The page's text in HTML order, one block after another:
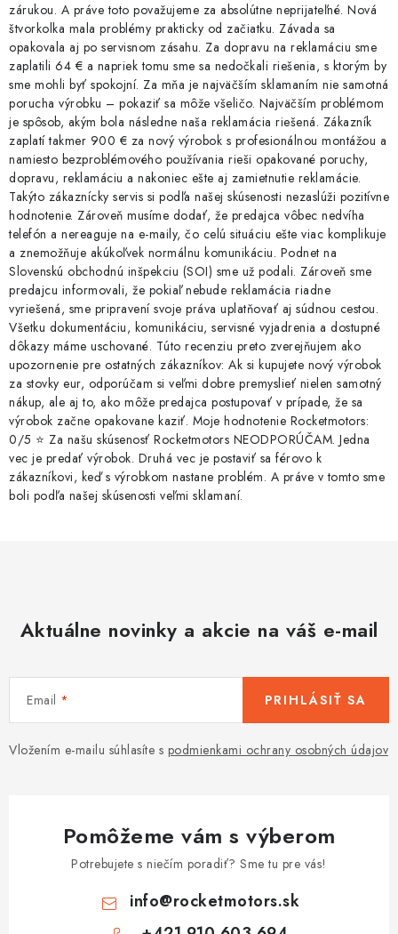
zárukou. A práve toto považujeme za absolútne neprijateľné. Nová
štvorkolka mala problémy prakticky od začiatku. Závada sa
opakovala aj po servisnom zásahu. Za dopravu na reklamáciu sme
zaplatili 64 € a napriek tomu sme sa nedočkali riešenia, s ktorým by
sme mohli byť spokojní. Za mňa je najväčším sklamaním nie samotná
porucha výrobku – pokaziť sa môže všeličo. Najväčším problémom
je spôsob, akým bola následne naša reklamácia riešená. Zákazník
zaplatí takmer 900 € za nový výrobok s profesionálnou montážou a
namiesto bezproblémového používania rieši opakované poruchy,
dopravu, reklamáciu a nakoniec ešte aj zamietnutie reklamácie.
Takýto zákaznícky servis si podľa našej skúsenosti nezaslúži pozitívne
hodnotenie. Zároveň musíme dodať, že predajca vôbec nedvíha
telefón a nereaguje na e-maily, čo celú situáciu ešte viac komplikuje
a znemožňuje akúkoľvek normálnu komunikáciu. Podnet na
Slovenskú obchodnú inšpekciu (SOI) sme už podali. Zároveň sme
predajcu informovali, že pokiaľ nebude reklamácia riadne
vyriešená, sme pripravení svoje práva uplatňovať aj súdnou cestou.
Všetku dokumentáciu, komunikáciu, servisné vyjadrenia a dostupné
dôkazy máme uschované. Túto recenziu preto zverejňujem ako
upozornenie pre ostatných zákazníkov: Ak si kupujete nový výrobok
za stovky eur, odporúčam si veľmi dobre premyslieť nielen samotný
nákup, ale aj to, ako môže predajca postupovať v prípade, že sa
výrobok začne opakovane kaziť. Moje hodnotenie Rocketmotors:
0/5 ⭐ Za našu skúsenosť Rocketmotors NEODPORÚČAM. Jedna
vec je predať výrobok. Druhá vec je postaviť sa férovo k
zákazníkovi, keď s výrobkom nastane problém. A práve v tomto sme
boli podľa našej skúsenosti veľmi sklamaní.
Aktuálne novinky a akcie na váš e-mail
Email
Vložením e-mailu súhlasíte s podmienkami ochrany osobných údajov
PRIHLÁSIŤ SA
Pomôžeme vám s výberom
Potrebujete s niečím poradiť? Sme tu pre vás!
info@rocketmotors.sk